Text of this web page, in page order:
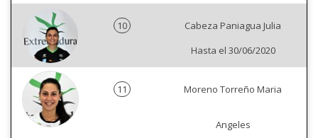
10
Cabeza Paniagua Julia
Hasta el 30/06/2020
11 Moreno Torreño Maria
Angeles